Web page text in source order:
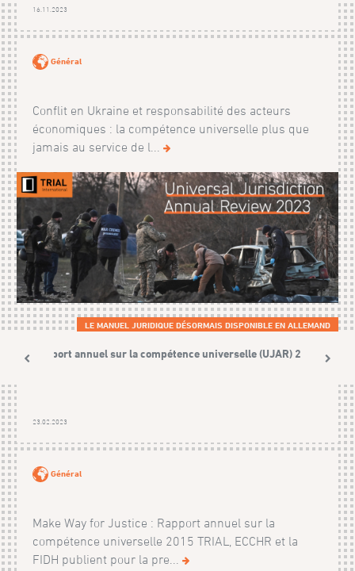
16.11.2023
Général
Conflit en Ukraine et responsabilité des acteurs
économiques : la compétence universelle plus que
jamais au service de l...
LE MANUEL JURIDIQUE DÉSORMAIS DISPONIBLE EN ALLEMAND
Rapport annuel sur la compétence universelle (UJAR) 2015
23.02.2023
Général
Make Way for Justice : Rapport annuel sur la
compétence universelle 2015 TRIAL, ECCHR et la
FIDH publient pour la pre...